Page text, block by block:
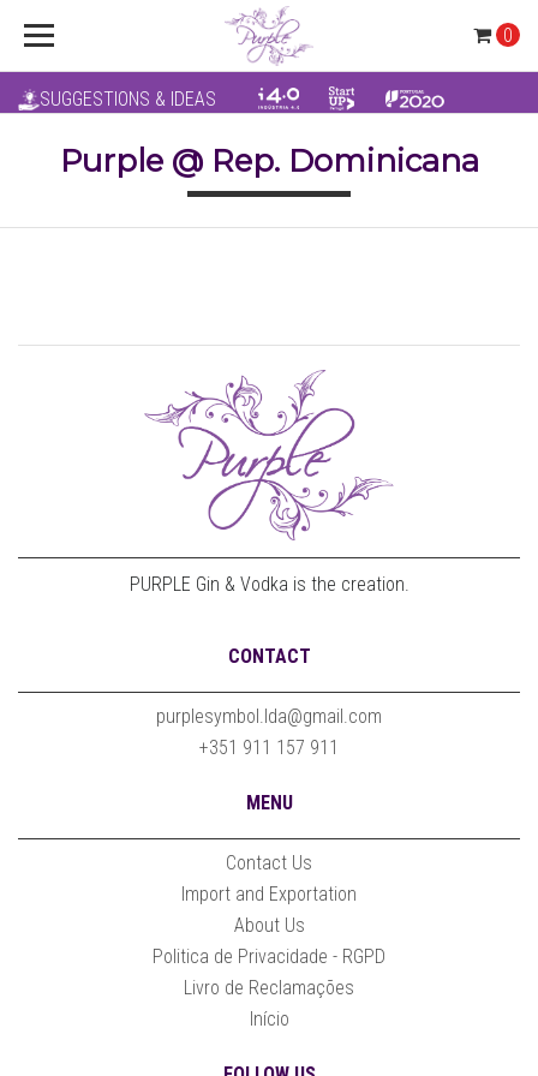
SUGGESTIONS & IDEAS
0
Purple @ Rep. Dominicana
PURPLE Gin & Vodka is the creation.
CONTACT
purplesymbol.lda@gmail.com
+351 911 157 911
MENU
Contact Us
Import and Exportation
About Us
Politica de Privacidade - RGPD
Livro de Reclamações
Início